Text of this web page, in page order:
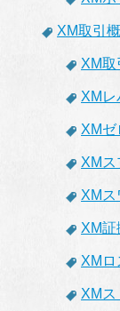
XM取引
XM取
XMレ
XMゼ
XMス
XMス
XM証
XMロ
XM